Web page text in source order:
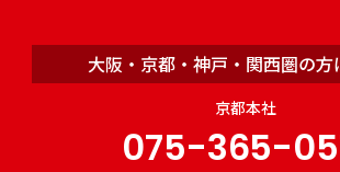
大阪・京都・神戸・関西圏の方
京都本社
075-365-